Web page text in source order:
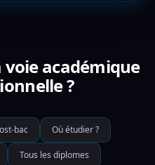
académique
?
bac Où étudier ?
Tous les diplomes